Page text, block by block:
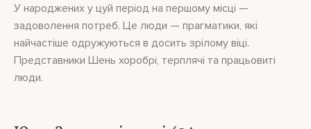
У народжених у цуй період на першому місці —
задоволення потреб. Це люди — прагматики, які
найчастіше одружуються в досить зрілому віці.
Представники Шень хоробрі, терплячі та працьовиті
люди.